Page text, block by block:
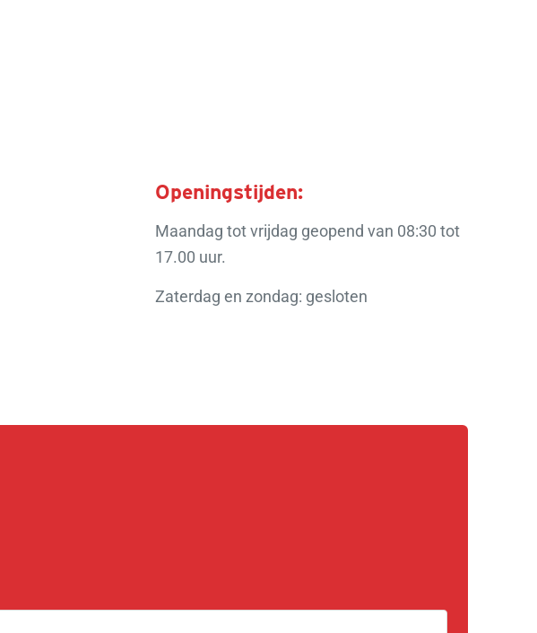
Openingstijden:
Maandag tot vrijdag geopend van 08:30 tot
17.00 uur.
Zaterdag en zondag: gesloten